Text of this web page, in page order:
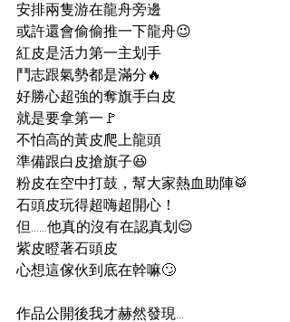
安排兩隻游在龍舟旁邊
或許還會偷偷推一下龍舟😉
紅皮是活力第一主划手
鬥志跟氣勢都是滿分🔥
好勝心超強的奪旗手白皮
就是要拿第一🚩
不怕高的黃皮爬上龍頭
準備跟白皮搶旗子😆
粉皮在空中打鼓，幫大家熱血助陣🥁
石頭皮玩得超嗨超開心！
但……他真的沒有在認真划😌
紫皮瞪著石頭皮
心想這傢伙到底在幹嘛🙄
作品公開後我才赫然發現...